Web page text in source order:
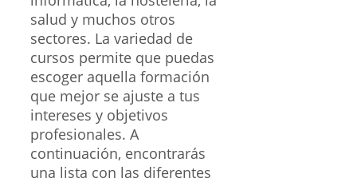
salud y muchos otros
sectores. La variedad de
cursos permite que puedas
escoger aquella formación
que mejor se ajuste a tus
intereses y objetivos
profesionales. A
continuación, encontrarás
una lista con las diferentes